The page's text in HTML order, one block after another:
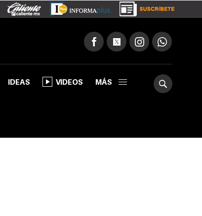
IDEAS VIDEOS MÁS